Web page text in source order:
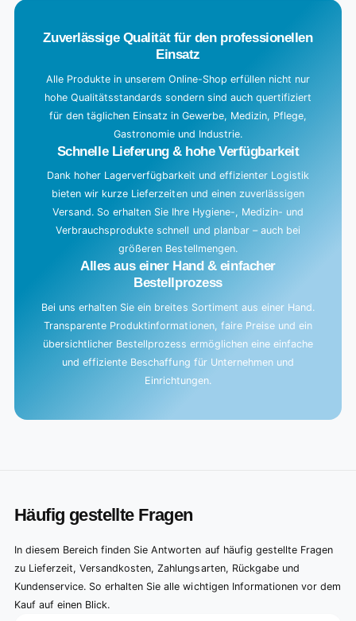
Zuverlässige Qualität für den professionellen
Einsatz
Alle Produkte in unserem Online-Shop erfüllen nicht nur
hohe Qualitätsstandards sondern sind auch quertifiziert
für den täglichen Einsatz in Gewerbe, Medizin, Pflege,
Gastronomie und Industrie.
Schnelle Lieferung & hohe Verfügbarkeit
Dank hoher Lagerverfügbarkeit und effizienter Logistik
bieten wir kurze Lieferzeiten und einen zuverlässigen
Versand. So erhalten Sie Ihre Hygiene-, Medizin- und
Verbrauchsprodukte schnell und planbar – auch bei
größeren Bestellmengen.
Alles aus einer Hand & einfacher
Bestellprozess
Bei uns erhalten Sie ein breites Sortiment aus einer Hand.
Transparente Produktinformationen, faire Preise und ein
übersichtlicher Bestellprozess ermöglichen eine einfache
und effiziente Beschaffung für Unternehmen und
Einrichtungen.
Häufig gestellte Fragen
In diesem Bereich finden Sie Antworten auf häufig gestellte Fragen
zu Lieferzeit, Versandkosten, Zahlungsarten, Rückgabe und
Kundenservice. So erhalten Sie alle wichtigen Informationen vor dem
Kauf auf einen Blick.